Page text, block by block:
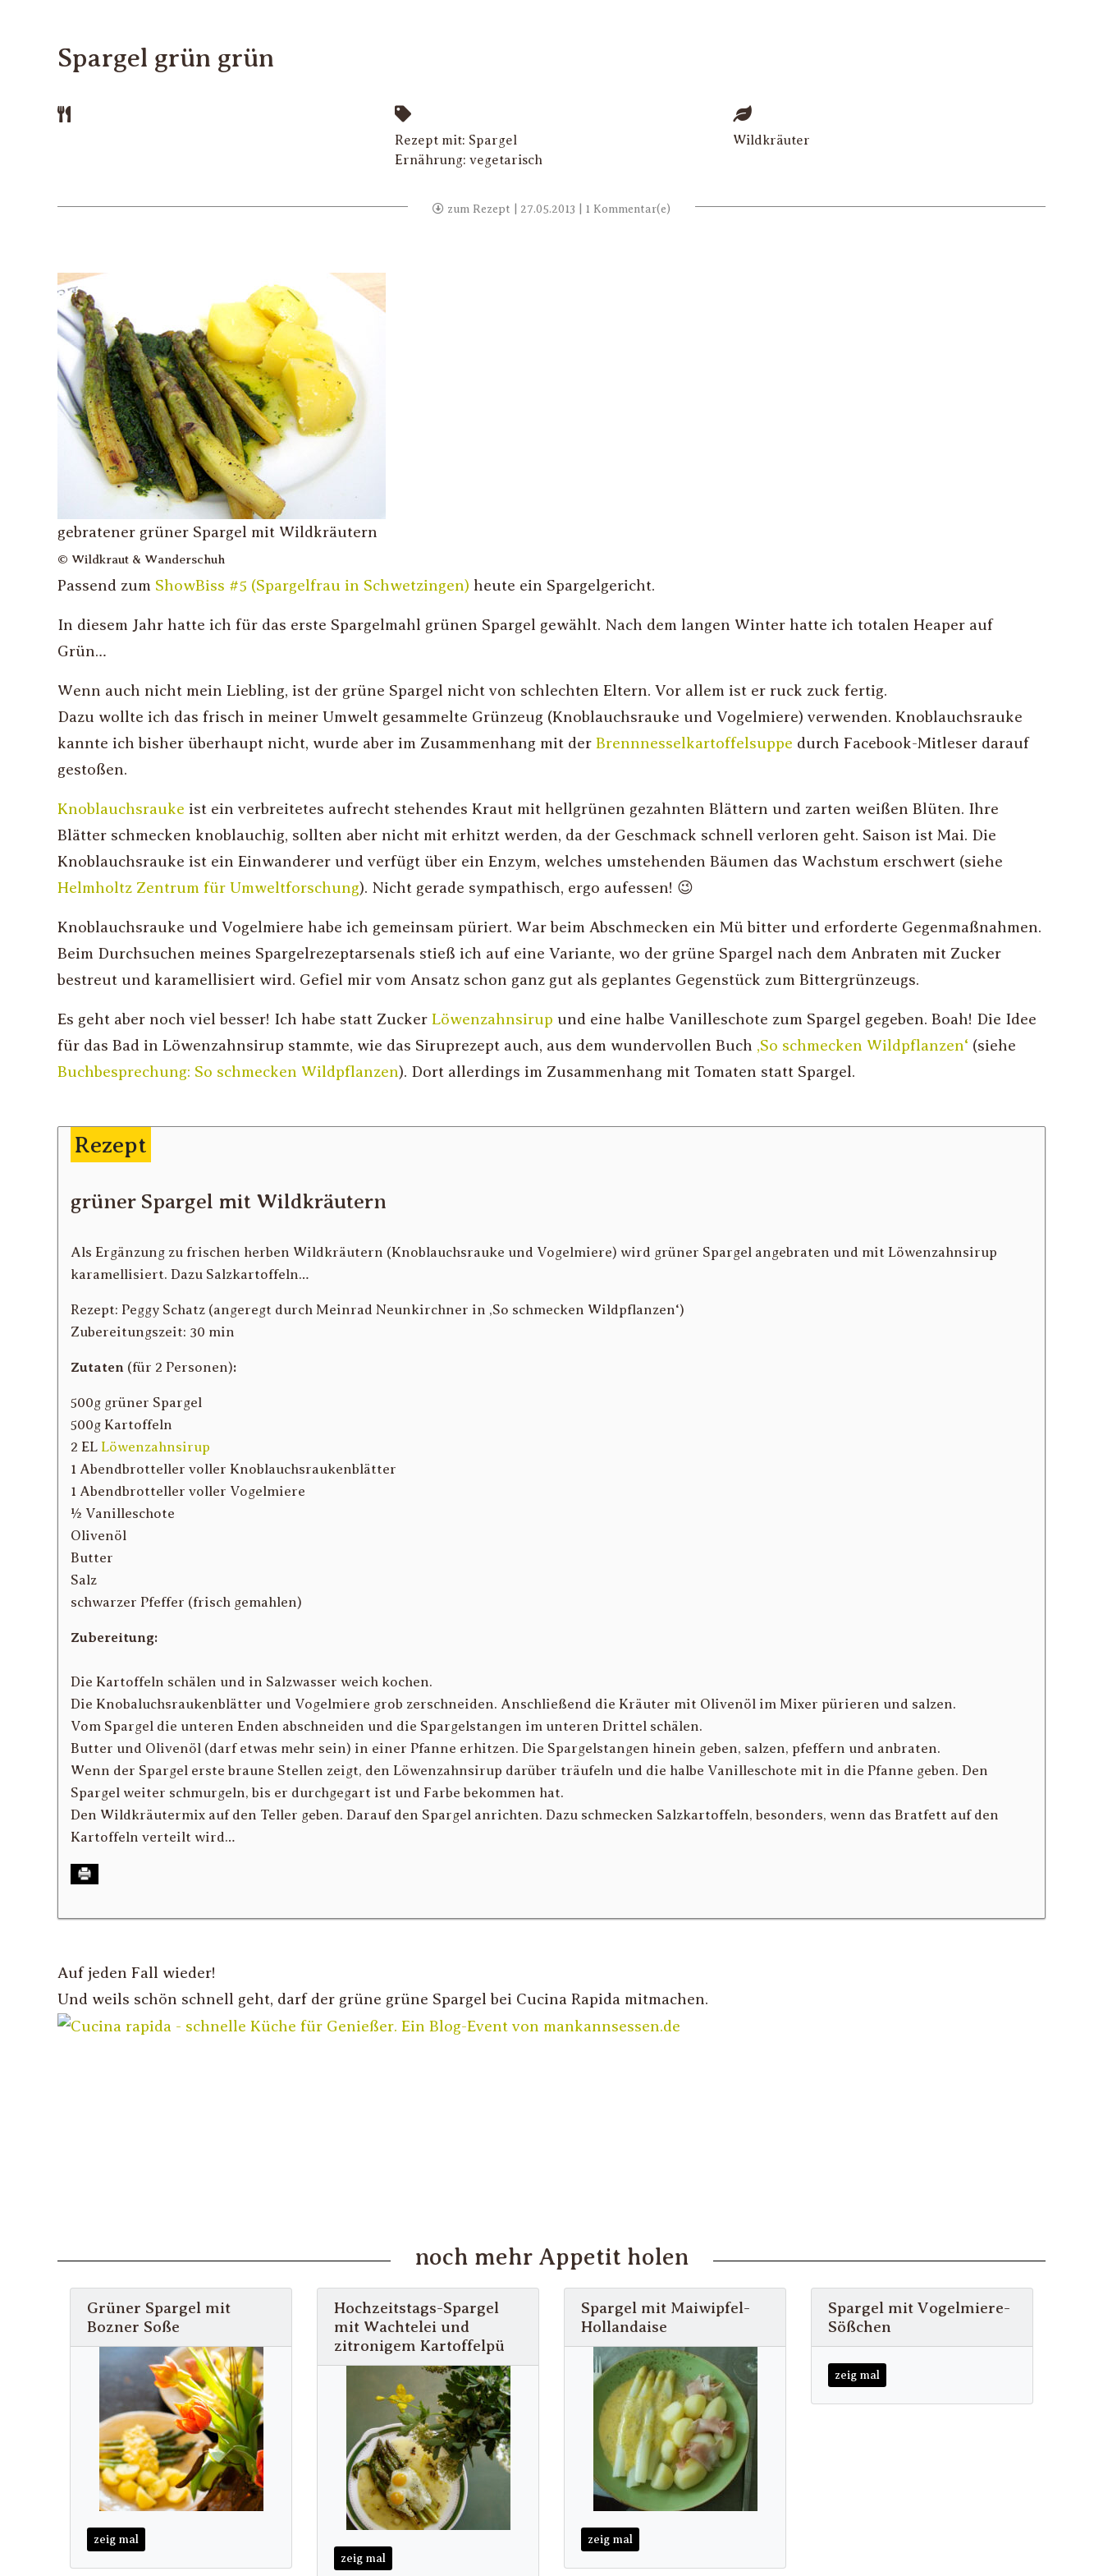
Spargel grün grün
Rezept mit: Spargel
Ernährung:vegetarisch
Wildkräuter
zum Rezept | 27.05.2013 | 1 Kommentar(e)
gebratener grüner Spargel mit Wildkräutern
© Wildkraut & Wanderschuh
Passend zum ShowBiss #5 (Spargelfrau in Schwetzingen) heute ein Spargelgericht.
In diesem Jahr hatte ich für das erste Spargelmahl grünen Spargel gewählt. Nach dem langen Winter hatte ich totalen Heaper auf
Grün…
Wenn auch nicht mein Liebling, ist der grüne Spargel nicht von schlechten Eltern. Vor allem ist er ruck zuck fertig.
Dazu wollte ich das frisch in meiner Umwelt gesammelte Grünzeug (Knoblauchsrauke und Vogelmiere) verwenden. Knoblauchsrauke
kannte ich bisher überhaupt nicht, wurde aber im Zusammenhang mit der Brennnesselkartoffelsuppe durch Facebook-Mitleser darauf
gestoßen.
Knoblauchsrauke ist ein verbreitetes aufrecht stehendes Kraut mit hellgrünen gezahnten Blättern und zarten weißen Blüten. Ihre
Blätter schmecken knoblauchig, sollten aber nicht mit erhitzt werden, da der Geschmack schnell verloren geht. Saison ist Mai. Die
Knoblauchsrauke ist ein Einwanderer und verfügt über ein Enzym, welches umstehenden Bäumen das Wachstum erschwert (siehe
Helmholtz Zentrum für Umweltforschung). Nicht gerade sympathisch, ergo aufessen! 😉
Knoblauchsrauke und Vogelmiere habe ich gemeinsam püriert. War beim Abschmecken ein Mü bitter und erforderte Gegenmaßnahmen.
Beim Durchsuchen meines Spargelrezeptarsenals stieß ich auf eine Variante, wo der grüne Spargel nach dem Anbraten mit Zucker
bestreut und karamellisiert wird. Gefiel mir vom Ansatz schon ganz gut als geplantes Gegenstück zum Bittergrünzeugs.
Es geht aber noch viel besser! Ich habe statt Zucker Löwenzahnsirup und eine halbe Vanilleschote zum Spargel gegeben. Boah! Die Idee
für das Bad in Löwenzahnsirup stammte, wie das Siruprezept auch, aus dem wundervollen Buch ‚So schmecken Wildpflanzen‘ (siehe
Buchbesprechung: So schmecken Wildpflanzen). Dort allerdings im Zusammenhang mit Tomaten statt Spargel.
Rezept
grüner Spargel mit Wildkräutern
Als Ergänzung zu frischen herben Wildkräutern (Knoblauchsrauke und Vogelmiere) wird grüner Spargel angebraten und mit Löwenzahnsirup
karamellisiert. Dazu Salzkartoffeln…
Rezept: Peggy Schatz (angeregt durch Meinrad Neunkirchner in ‚So schmecken Wildpflanzen‘)
Zubereitungszeit: 30 min
Zutaten (für 2 Personen):
500g grüner Spargel
500g Kartoffeln
2 EL Löwenzahnsirup
1 Abendbrotteller voller Knoblauchsraukenblätter
1 Abendbrotteller voller Vogelmiere
½ Vanilleschote
Olivenöl
Butter
Salz
schwarzer Pfeffer (frisch gemahlen)
Zubereitung:
Die Kartoffeln schälen und in Salzwasser weich kochen.
Die Knobaluchsraukenblätter und Vogelmiere grob zerschneiden. Anschließend die Kräuter mit Olivenöl im Mixer pürieren und salzen.
Vom Spargel die unteren Enden abschneiden und die Spargelstangen im unteren Drittel schälen.
Butter und Olivenöl (darf etwas mehr sein) in einer Pfanne erhitzen. Die Spargelstangen hinein geben, salzen, pfeffern und anbraten.
Wenn der Spargel erste braune Stellen zeigt, den Löwenzahnsirup darüber träufeln und die halbe Vanilleschote mit in die Pfanne geben. Den
Spargel weiter schmurgeln, bis er durchgegart ist und Farbe bekommen hat.
Den Wildkräutermix auf den Teller geben. Darauf den Spargel anrichten. Dazu schmecken Salzkartoffeln, besonders, wenn das Bratfett auf den
Kartoffeln verteilt wird…
Auf jeden Fall wieder!
Und weils schön schnell geht, darf der grüne grüne Spargel bei Cucina Rapida mitmachen.
noch mehr Appetit holen
Grüner Spargel mit
Bozner Soße
zeig mal
Hochzeitstags-Spargel
mit Wachtelei und
zitronigem Kartoffelpü
zeig mal
Spargel mit Maiwipfel-
Hollandaise
zeig mal
Spargel mit Vogelmiere-
Sößchen
zeig mal